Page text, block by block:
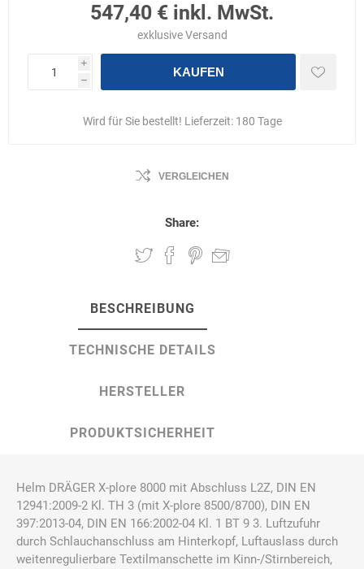
547,40 € inkl. MwSt.
exklusiveVersand
i
h
KAUFEN
Wird für Sie bestellt! Lieferzeit: 180 Tage
VERGLEICHEN
Share:
BESCHREIBUNG
TECHNISCHE DETAILS
HERSTELLER
PRODUKTSICHERHEIT
Helm DRÄGER X-plore 8000 mit Abschluss L2Z, DIN EN
12941:2009-2 Kl. TH 3 (mit X-plore 8500/8700), DIN EN
397:2013-04, DIN EN 166:2002-04 Kl. 1 BT 9 3. Luftzufuhr
durch Schlauchanschluss am Hinterkopf, Luftauslass durch
weitenregulierbare Textilmanschette im Kinn-/Stirnbereich,